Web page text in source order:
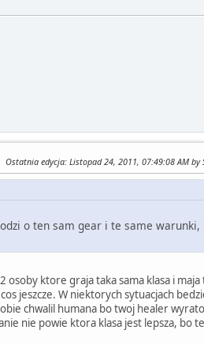
Ostatnia edycja: Listopad 24, 2011, 07:49:08 AM by
o ten sam gear i te same warunki,
osoby ktore graja taka sama klasa i maja
jeszcze. W niektorych sytuacjach
chwalil humana bo twoj healer
nie powie ktora klasa jest lepsza, bo